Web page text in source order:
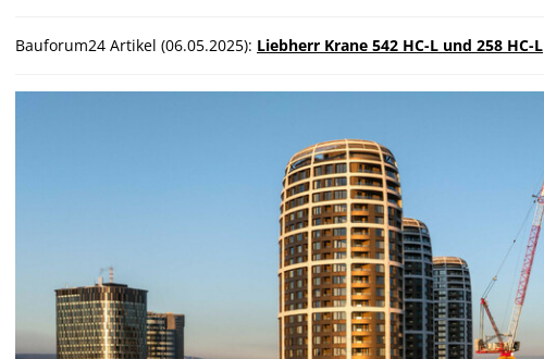
Bauforum24 Artikel (06.05.2025): Liebherr Krane 542 HC-L und 258 HC-L